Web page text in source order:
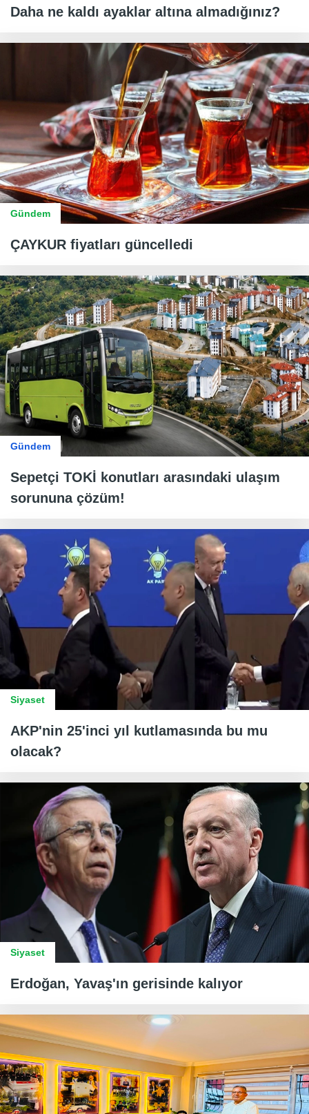
Daha ne kaldı ayaklar altına almadığınız?
Gündem
ÇAYKUR fiyatları güncelledi
Gündem
Sepetçi TOKİ konutları arasındaki ulaşım
sorununa çözüm!
Siyaset
AKP'nin 25'inci yıl kutlamasında bu mu
olacak?
Siyaset
Erdoğan, Yavaş'ın gerisinde kalıyor